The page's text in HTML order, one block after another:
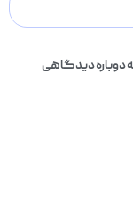
دوباره دیدگاهی